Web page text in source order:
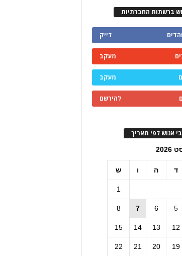
ברשתות החברתיות
לייק
מעקב
מעקב
להירשם
אנוש לפי תאריך
ד ה ו ש
1
5
6
7
8
12
13
14
15
19
20
21
22